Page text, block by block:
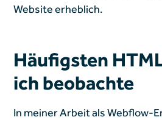
Website erheblich.
Häufigsten
ich beobachte
In meiner Arbeit als Webflow-